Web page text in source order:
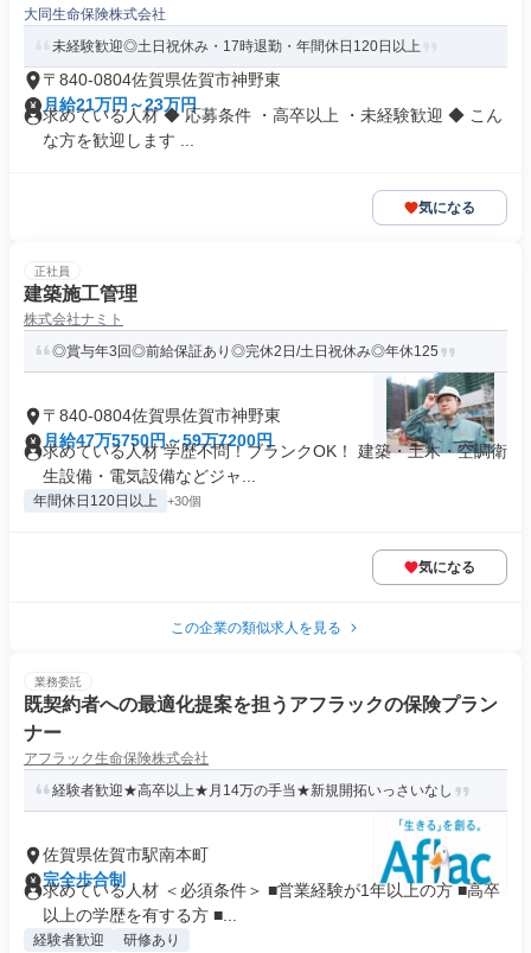
大同生命保険株式会社
未経験歓迎◎土日祝休み・17時退勤・年間休日120日以上
〒840-0804佐賀県佐賀市神野東
月給21万円～23万円
求めている人材 ◆ 応募条件 ・高卒以上 ・未経験歓迎 ◆ こん
な方を歓迎します ...
気になる
正社員
建築施工管理
株式会社ナミト
◎賞与年3回◎前給保証あり◎完休2日/土日祝休み◎年休125
〒840-0804佐賀県佐賀市神野東
月給47万5750円～59万7200円
求めている人材 学歴不問！ブランクOK！ 建築・土木・空調衛
生設備・電気設備などジャ...
年間休日120日以上 +30個
気になる
この企業の類似求人を見る
業務委託
既契約者への最適化提案を担うアフラックの保険プラン
ナー
アフラック生命保険株式会社
経験者歓迎★高卒以上★月14万の手当★新規開拓いっさいなし
佐賀県佐賀市駅南本町
完全歩合制
求めている人材 ＜必須条件＞ ■営業経験が1年以上の方 ■高卒
以上の学歴を有する方 ■...
経験者歓迎 研修あり